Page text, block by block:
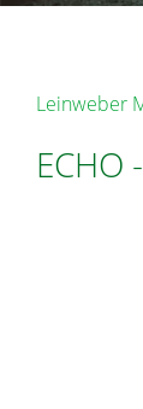
Leinweber
ECHO -